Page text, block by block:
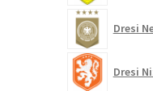
Dresi
Dresi